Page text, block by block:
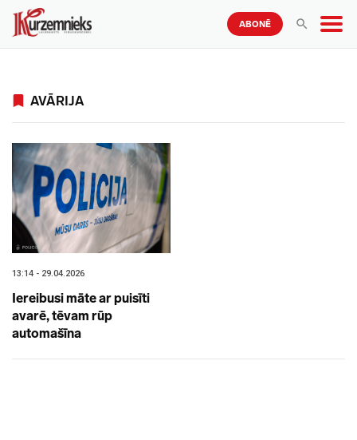
ABONĒ
AVĀRIJA
13:14 - 29.04.2026
Iereibusi māte ar puisīti
avarē, tēvam rūp
automašīna